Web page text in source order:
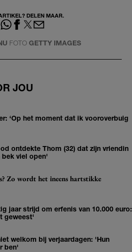
DELEN MAAR.
FOTO GETTY IMAGES
JOU
‘Op het moment dat ik vooroverbuig
ontdekte Thom (32) dat zijn vriendin
viel open'
Zo wordt het ineens hartstikke
jaar strijd om erfenis van 10.000 euro:
geweest'
welkom bij verjaardagen: 'Hun
ben'